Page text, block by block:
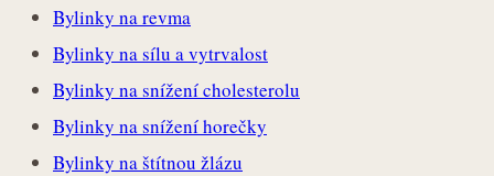
Bylinky na revma
Bylinky na sílu a vytrvalost
Bylinky na snížení cholesterolu
Bylinky na snížení horečky
Bylinky na štítnou žlázu